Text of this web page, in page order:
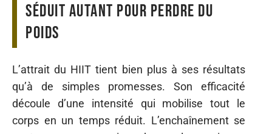
séduit autant pour perdre du
poids
L’attrait du HIIT tient bien plus à ses résultats
qu’à de simples promesses. Son efficacité
découle d’une intensité qui mobilise tout le
corps en un temps réduit. L’enchaînement se